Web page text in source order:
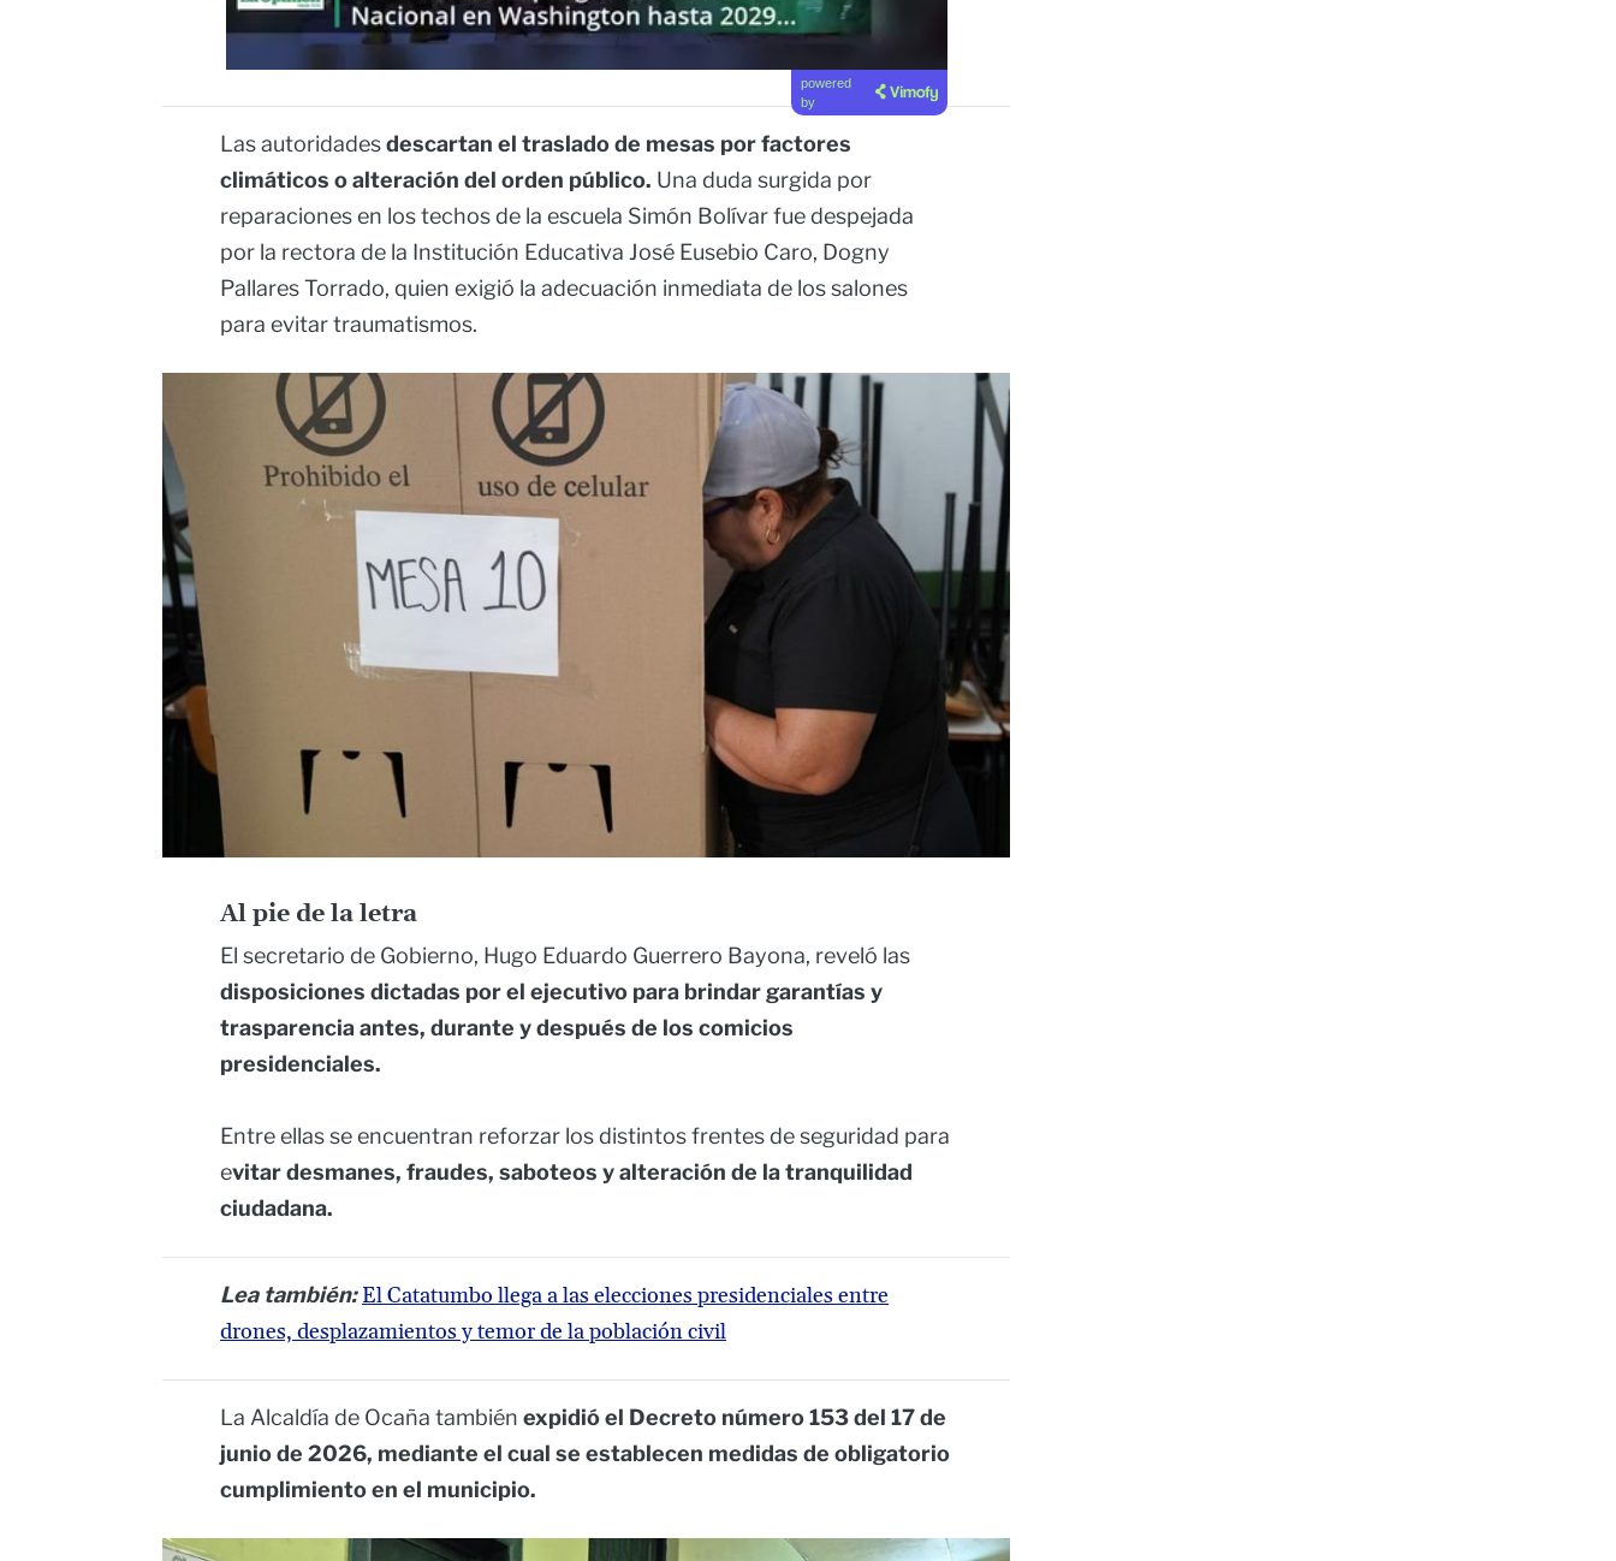
powered
by
Las autoridadesdescartan el traslado de mesas por factores
climáticos o alteración del orden público. Una duda surgida por
reparaciones en los techos de la escuela Simón Bolívar fue despejada
por la rectora de la Institución Educativa José Eusebio Caro, Dogny
Pallares Torrado, quien exigió la adecuación inmediata de los salones
para evitar traumatismos.
Al pie de la letra
El secretario de Gobierno, Hugo Eduardo Guerrero Bayona, reveló las
disposiciones dictadas por el ejecutivo para brindar garantías y
trasparencia antes, durante y después de los comicios
presidenciales.
Entre ellas se encuentran reforzar los distintos frentes de seguridad para
evitar desmanes, fraudes, saboteos y alteración de la tranquilidad
ciudadana.
Lea también: El Catatumbo llega a las elecciones presidenciales entre
drones, desplazamientos y temor de la población civil
La Alcaldía de Ocaña también expidió el Decreto número 153 del 17 de
junio de 2026, mediante el cual se establecen medidas de obligatorio
cumplimiento en el municipio.